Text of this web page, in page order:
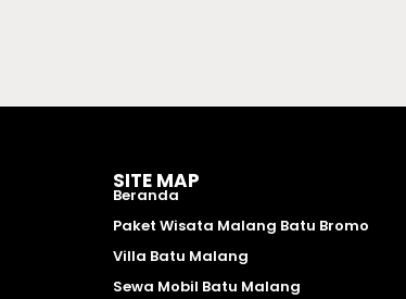
SITE MAP
Beranda
Paket Wisata Malang Batu Bromo
Villa Batu Malang
Sewa Mobil Batu Malang